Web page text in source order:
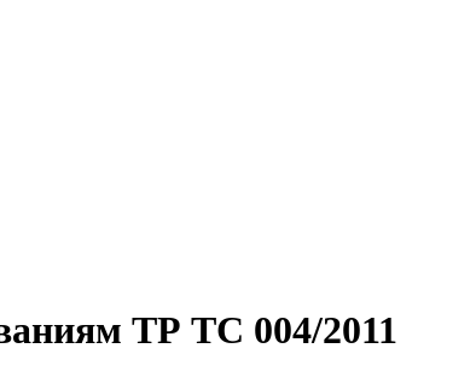
ТР ТС 004/2011